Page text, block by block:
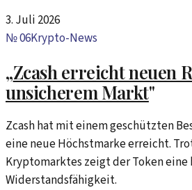
3. Juli 2026
№06Krypto-News
„Zcash erreicht neuen
unsicherem Markt"
Zcash hat mit einem geschützten
eine neue Höchstmarke erreicht.
Kryptomarktes zeigt der Token
Widerstandsfähigkeit.